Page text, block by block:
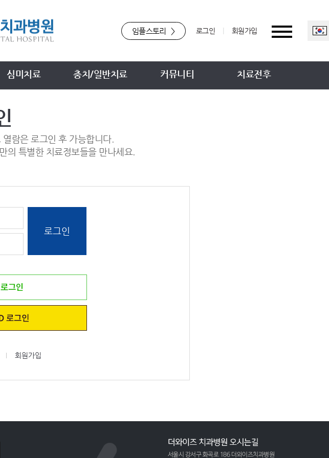
임플스토리 > 로그인 회원가입
심미치료 충치/일반치료 커뮤니티 치료전후
람은 로그인 후 가능합니다.
의 특별한 치료정보들을 만나세요.
로그인
회원가입